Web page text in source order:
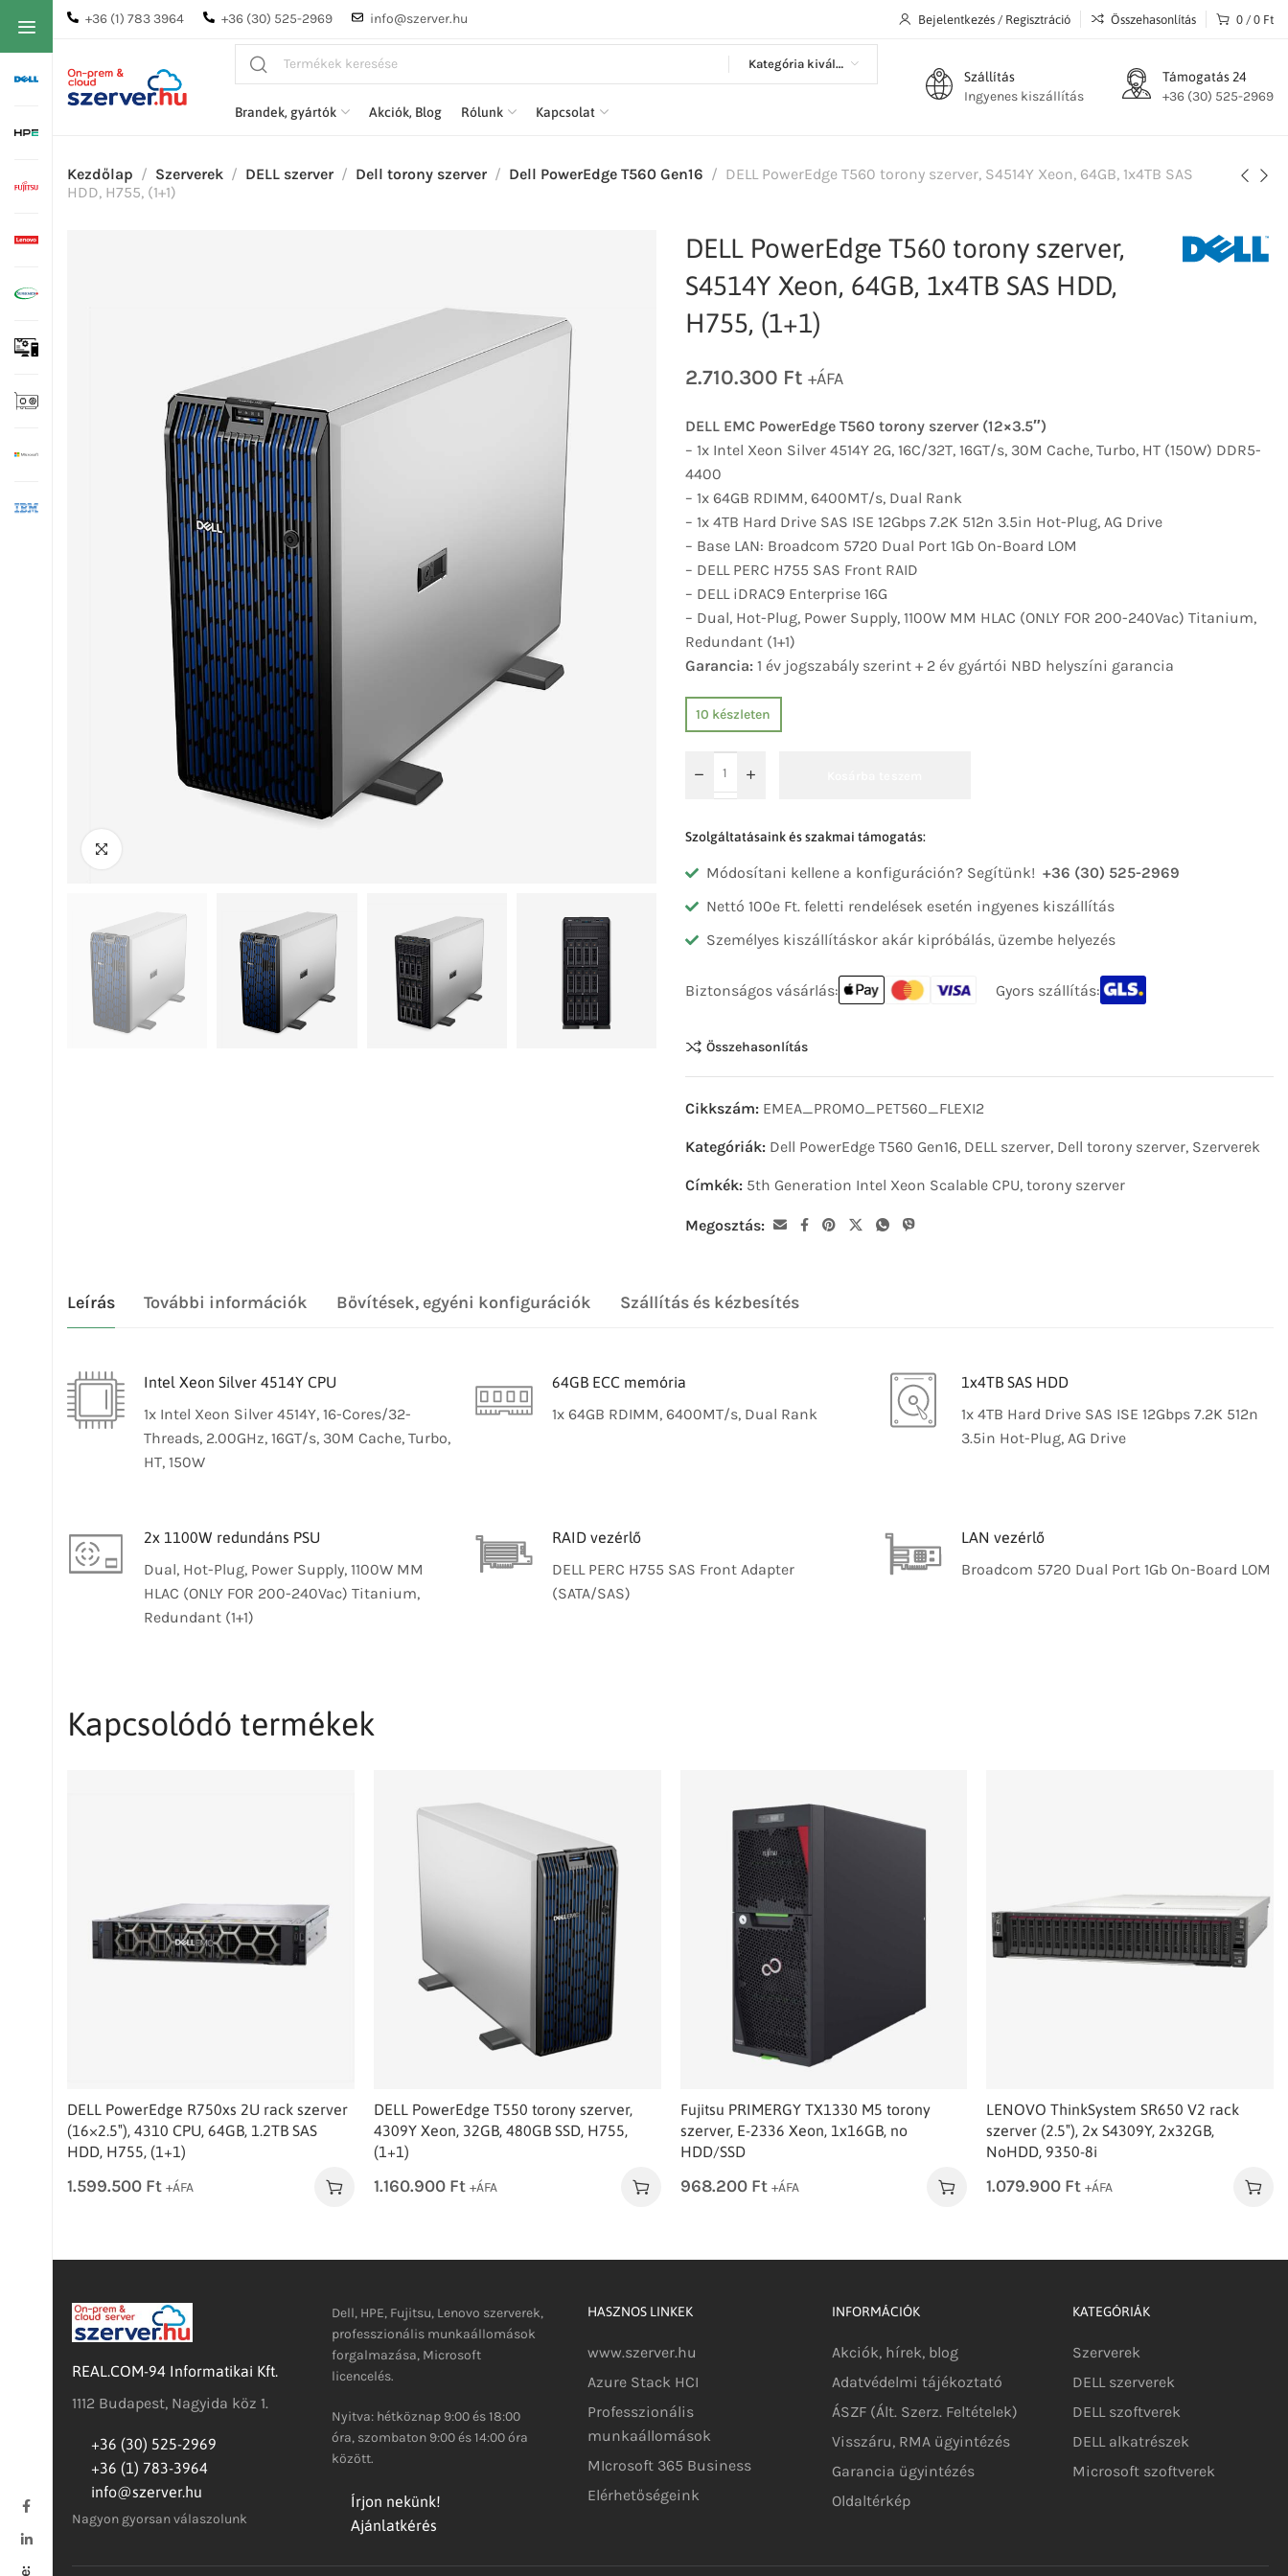
+36 (1) 783 3964 +36 (30) 525-2969 info@szerver.hu Bejelentkezés / Regisztráció Összehasonlítás 0 / 0 Ft
Kategória kiválasztása
Brandek, gyártók Akciók, Blog Rólunk Kapcsolat
Szállítás
Ingyenes kiszállítás
Támogatás 24
+36 (30) 525-2969
Kezdőlap Szerverek DELL szerver Dell torony szerver Dell PowerEdge T560 Gen16
DELL PowerEdge T560 torony szerver, S4514Y Xeon, 64GB, 1x4TB SAS
HDD, H755, (1+1)
DELL PowerEdge T560 torony szerver,
S4514Y Xeon, 64GB, 1x4TB SAS HDD,
H755, (1+1)
2.710.300 Ft +ÁFA
DELL EMC PowerEdge T560 torony szerver (12×3.5″)
– 1x Intel Xeon Silver 4514Y 2G, 16C/32T, 16GT/s, 30M Cache, Turbo, HT (150W) DDR5-
4400
– 1x 64GB RDIMM, 6400MT/s, Dual Rank
– 1x 4TB Hard Drive SAS ISE 12Gbps 7.2K 512n 3.5in Hot-Plug, AG Drive
– Base LAN: Broadcom 5720 Dual Port 1Gb On-Board LOM
– DELL PERC H755 SAS Front RAID
– DELL iDRAC9 Enterprise 16G
– Dual, Hot-Plug, Power Supply, 1100W MM HLAC (ONLY FOR 200-240Vac) Titanium,
Redundant (1+1)
Garancia: 1 év jogszabály szerint + 2 év gyártói NBD helyszíni garancia
10 készleten
Szolgáltatásaink és szakmai támogatás:
Módosítani kellene a konfiguráción? Segítünk! +36 (30) 525-2969
Nettó 100e Ft. feletti rendelések esetén ingyenes kiszállítás
Személyes kiszállításkor akár kipróbálás, üzembe helyezés
Biztonságos vásárlás: Gyors szállítás:
Összehasonlítás
Cikkszám: EMEA_PROMO_PET560_FLEXI2
Kategóriák: Dell PowerEdge T560 Gen16, DELL szerver, Dell torony szerver, Szerverek
Címkék: 5th Generation Intel Xeon Scalable CPU, torony szerver
Megosztás:
Leírás További információk Bővítések, egyéni konfigurációk Szállítás és kézbesítés
Intel Xeon Silver 4514Y CPU
1x Intel Xeon Silver 4514Y, 16-Cores/32-
Threads, 2.00GHz, 16GT/s, 30M Cache, Turbo,
HT, 150W
64GB ECC memória
1x 64GB RDIMM, 6400MT/s, Dual Rank
1x4TB SAS HDD
1x 4TB Hard Drive SAS ISE 12Gbps 7.2K 512n
3.5in Hot-Plug, AG Drive
2x 1100W redundáns PSU
Dual, Hot-Plug, Power Supply, 1100W MM
HLAC (ONLY FOR 200-240Vac) Titanium,
Redundant (1+1)
RAID vezérlő
DELL PERC H755 SAS Front Adapter
(SATA/SAS)
LAN vezérlő
Broadcom 5720 Dual Port 1Gb On-Board LOM
Kapcsolódó termékek
DELL PowerEdge R750xs 2U rack szerver
(16×2.5″), 4310 CPU, 64GB, 1.2TB SAS
HDD, H755, (1+1)
1.599.500 Ft +ÁFA
DELL PowerEdge T550 torony szerver,
4309Y Xeon, 32GB, 480GB SSD, H755,
(1+1)
1.160.900 Ft +ÁFA
Fujitsu PRIMERGY TX1330 M5 torony
szerver, E-2336 Xeon, 1x16GB, no
HDD/SSD
968.200 Ft +ÁFA
LENOVO ThinkSystem SR650 V2 rack
szerver (2.5″), 2x S4309Y, 2x32GB,
NoHDD, 9350-8i
1.079.900 Ft +ÁFA
REAL.COM-94 Informatikai Kft.
1112 Budapest, Nagyida köz 1.
+36 (30) 525-2969
+36 (1) 783-3964
info@szerver.hu
Nagyon gyorsan válaszolunk
Dell, HPE, Fujitsu, Lenovo szerverek,
professzionális munkaállomások
forgalmazása, Microsoft
licencelés.
Nyitva: hétköznap 9:00 és 18:00
óra, szombaton 9:00 és 14:00 óra
között.
Írjon nekünk!
Ajánlatkérés
HASZNOS LINKEK
www.szerver.hu
Azure Stack HCI
Professzionális
munkaállomások
MIcrosoft 365 Business
Elérhetőségeink
INFORMÁCIÓK
Akciók, hírek, blog
Adatvédelmi tájékoztató
ÁSZF (Ált. Szerz. Feltételek)
Visszáru, RMA ügyintézés
Garancia ügyintézés
Oldaltérkép
KATEGÓRIÁK
Szerverek
DELL szerverek
DELL szoftverek
DELL alkatrészek
Microsoft szoftverek